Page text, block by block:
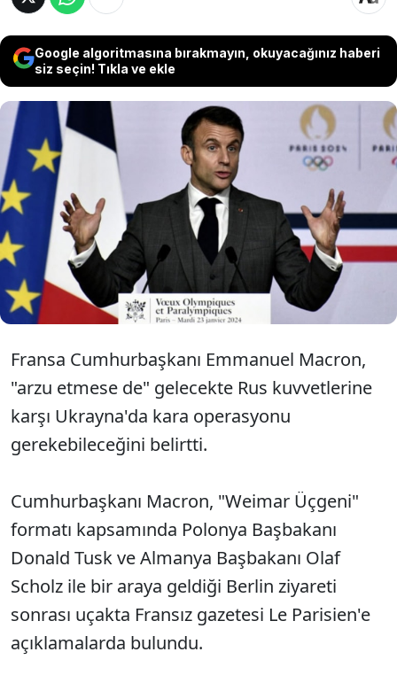
Google algoritmasına bırakmayın, okuyacağınız haberi
siz seçin! Tıkla ve ekle
Rusya ile Ukrayna arasındaki savaş
devam ederken Fransa
Cumhurbaşkanı Macron'dan yeni bir
açıklama geldi.
Fransa Cumhurbaşkanı Emmanuel Macron,
"arzu etmese de" gelecekte Rus kuvvetlerine
karşı Ukrayna'da kara operasyonu
gerekebileceğini belirtti.
Cumhurbaşkanı Macron, "Weimar Üçgeni"
formatı kapsamında Polonya Başbakanı
Donald Tusk ve Almanya Başbakanı Olaf
Scholz ile bir araya geldiği Berlin ziyareti
sonrası uçakta Fransız gazetesi Le Parisien'e
açıklamalarda bulundu.